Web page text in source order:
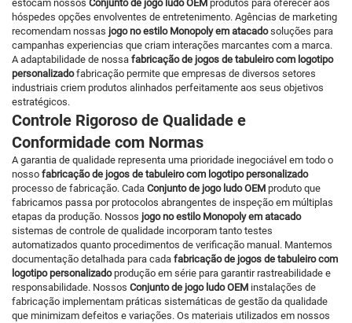
estocam nossos Conjunto de jogo ludo OEM produtos para oferecer aos
hóspedes opções envolventes de entretenimento. Agências de marketing
recomendam nossas jogo no estilo Monopoly em atacadosoluções para
campanhas experiencias que criam interações marcantes com a marca.
A adaptabilidade de nossa fabricação de jogos de tabuleiro com logotipo
personalizadofabricação permite que empresas de diversos setores
industriais criem produtos alinhados perfeitamente aos seus objetivos
estratégicos.
Controle Rigoroso de Qualidade e
Conformidade com Normas
A garantia de qualidade representa uma prioridade inegociável em todo o
nosso fabricação de jogos de tabuleiro com logotipo personalizado
processo de fabricação. Cada Conjunto de jogo ludo OEM produto que
fabricamos passa por protocolos abrangentes de inspeção em múltiplas
etapas da produção. Nossos jogo no estilo Monopoly em atacado
sistemas de controle de qualidade incorporam tanto testes
automatizados quanto procedimentos de verificação manual. Mantemos
documentação detalhada para cada fabricação de jogos de tabuleiro com
logotipo personalizado produção em série para garantir rastreabilidade e
responsabilidade. Nossos Conjunto de jogo ludo OEM instalações de
fabricação implementam práticas sistemáticas de gestão da qualidade
que minimizam defeitos e variações. Os materiais utilizados em nossos